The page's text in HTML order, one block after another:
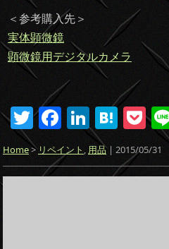
＜参考購入先＞
実体顕微鏡
顕微鏡用デジタルカメラ
T
w
itt
er
F
a
c
e
Li
n
k
e
H
at
e
n
P
o
ck
et
Home> リペイント 用品| 2015/05/31